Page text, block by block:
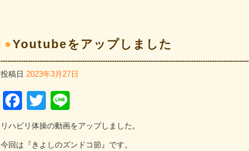
Youtubeをアップしました
投稿日 2023年3月27日
Facebook
Twitter
リハビリ体操の動画をアップしました。
今回は『きよしのズンドコ節』です。